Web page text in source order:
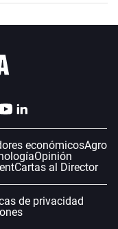
económicosAgro
Opinión
Cartas al Director
de privacidad